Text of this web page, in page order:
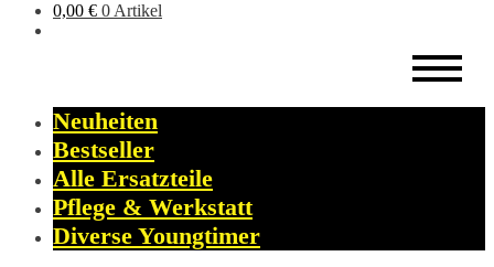
0,00 € 0 Artikel
Neuheiten
Bestseller
Alle Ersatzteile
Pflege & Werkstatt
Diverse Youngtimer